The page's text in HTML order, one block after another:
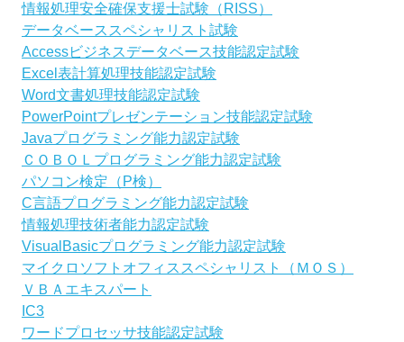
情報処理安全確保支援士試験（RISS）
データベーススペシャリスト試験
Accessビジネスデータベース技能認定試験
Excel表計算処理技能認定試験
Word文書処理技能認定試験
PowerPointプレゼンテーション技能認定試験
Javaプログラミング能力認定試験
ＣＯＢＯＬプログラミング能力認定試験
パソコン検定（P検）
C言語プログラミング能力認定試験
情報処理技術者能力認定試験
VisualBasicプログラミング能力認定試験
マイクロソフトオフィススペシャリスト（ＭＯＳ）
ＶＢＡエキスパート
IC3
ワードプロセッサ技能認定試験